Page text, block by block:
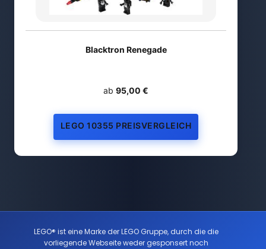
Blacktron Renegade
ab 95,00 €
LEGO 10355 PREISVERGLEICH
LEGO® ist eine Marke der LEGO Gruppe, durch die die
vorliegende Webseite weder gesponsert noch